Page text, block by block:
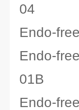
04
Endo-
Endo-
01B
Endo-